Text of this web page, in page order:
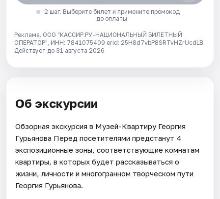
2 шаг. Выберите билет и примените промокод
до оплаты
Реклама. ООО "КАССИР.РУ-НАЦИОНАЛЬНЫЙ БИЛЕТНЫЙ
ОПЕРАТОР", ИНН: 7841075409 erid: 25H8d7vbP8SRTvHZrUcdLB.
Действует до 31 августа 2026
Об экскурсии
Обзорная экскурсия в Музей-Квартиру Георгия
Гурьянова Перед посетителями предстанут 4
экспозиционные зоны, соответствующие комнатам
квартиры, в которых будет рассказываться о
жизни, личности и многогранном творческом пути
Георгия Гурьянова.